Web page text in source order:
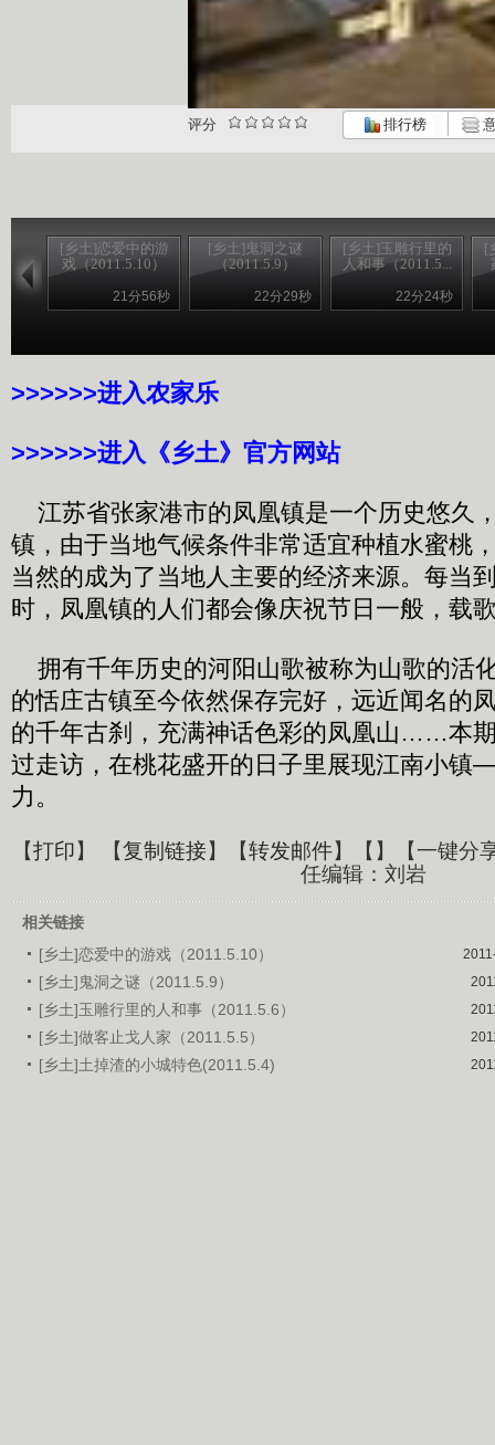
评分 排行榜
[乡土]恋爱中的游
戏（2011.5.10）
21分56秒
[乡土]鬼洞之谜
（2011.5.9）
22分29秒
[乡土]玉雕行里的
人和事（2011.5...
22分24秒
[
>>>>>>进入农家乐
>>>>>>进入《乡土》官方网站
江苏省张家港市的凤凰镇是一个历史悠久
镇，由于当地气候条件非常适宜种植水蜜桃
当然的成为了当地人主要的经济来源。每当
时，凤凰镇的人们都会像庆祝节日一般，载
拥有千年历史的河阳山歌被称为山歌的活
的恬庄古镇至今依然保存完好，远近闻名的
的千年古刹，充满神话色彩的凤凰山……本
过走访，在桃花盛开的日子里展现江南小
力。
【打印】 【复制链接】【转发邮件】【 】
【一键分
任编辑：刘岩
相关链接
[乡土]恋爱中的游戏（2011.5.10）
[乡土]鬼洞之谜（2011.5.9）
[乡土]玉雕行里的人和事（2011.5.6）
[乡土]做客止戈人家（2011.5.5）
[乡土]土掉渣的小城特色(2011.5.4)